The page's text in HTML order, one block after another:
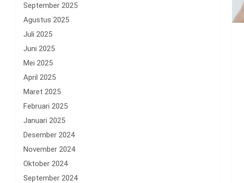
September 2025
Agustus 2025
Juli 2025
Juni 2025
Mei 2025
April 2025
Maret 2025
Februari 2025
Januari 2025
Desember 2024
November 2024
Oktober 2024
September 2024